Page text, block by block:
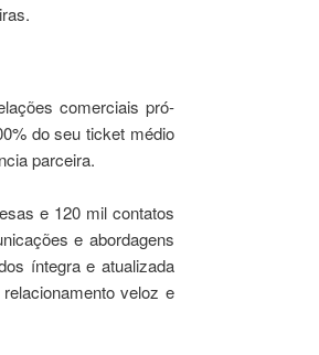
comerciais pró-
do seu ticket médio
parceira.
e 120 mil contatos
e abordagens
íntegra e atualizada
veloz e